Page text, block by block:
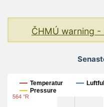
ČHMÚ warning
Temperatur
Pressure
564 °R